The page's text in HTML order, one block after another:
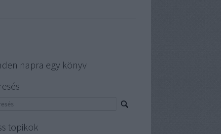
napra egy könyv
topikok